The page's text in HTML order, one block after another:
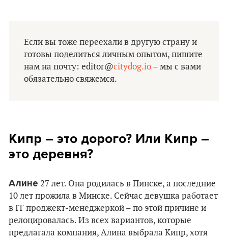
Если вы тоже переехали в другую страну и
готовы поделиться личным опытом, пишите
нам на почту: editor@citydog.io – мы с вами
обязательно свяжемся.
Кипр – это дорого? Или Кипр –
это деревня?
Алине 27 лет. Она родилась в Пинске, а последние
10 лет прожила в Минске. Сейчас девушка работает
в IT проджект-менеджеркой – по этой причине и
релоцировалась. Из всех вариантов, которые
предлагала компания, Алина выбрала Кипр, хотя